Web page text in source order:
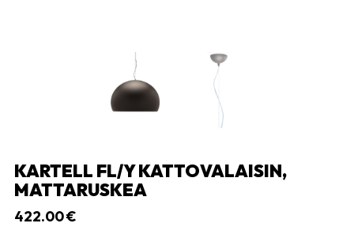
KARTELL FL/Y KATTOVALAISIN,
MATTARUSKEA
422.00€